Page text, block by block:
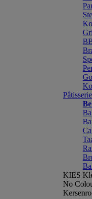
Pâtisserie
KIES
No